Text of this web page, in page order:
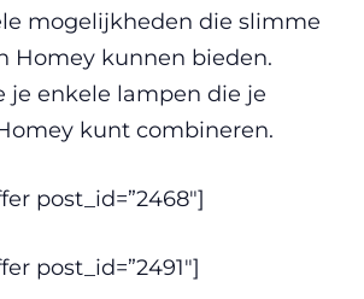
mogelijkheden die slimme
Homey kunnen bieden.
je enkele lampen die je
kunt combineren.
post_id=”2468″]
post_id=”2491″]